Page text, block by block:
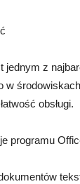
jednym z
w
obsługi.
programu